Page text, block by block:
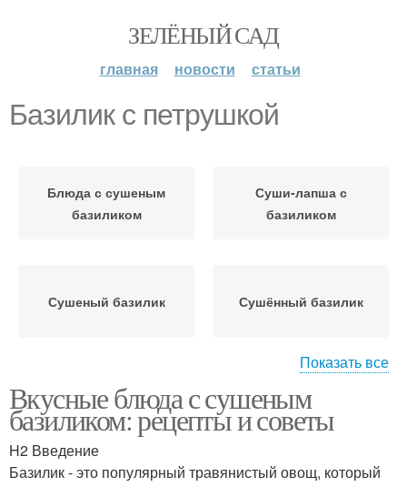
ЗЕЛЁНЫЙ САД
главная новости статьи
Базилик с петрушкой
Блюда с сушеным
базиликом
Суши-лапша с
базиликом
Сушеный базилик Сушённый базилик
Базилик в кулинарии Варение с базиликом
Показать все
Вкусные блюда с сушеным
базиликом: рецепты и советы
H2 Введение
Базилик - это популярный травянистый овощ, который